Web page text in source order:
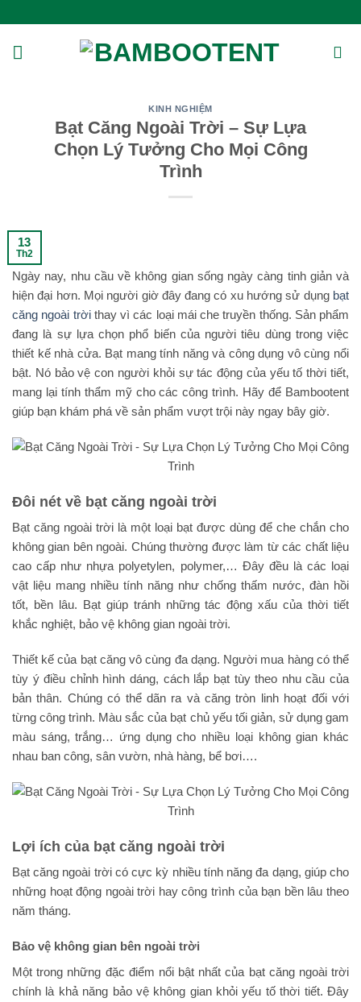
qua
nội
KINH NGHIỆM
Bạt Căng Ngoài Trời – Sự Lựa
Chọn Lý Tưởng Cho Mọi Công
Trình
13
Th2
Ngày nay, nhu cầu về không gian sống ngày càng tinh giản và
hiện đại hơn. Mọi người giờ đây đang có xu hướng sử dụng bạt
căng ngoài trờithay vì các loại mái che truyền thống. Sản phẩm
đang là sự lựa chọn phổ biến của người tiêu dùng trong việc
thiết kế nhà cửa. Bạt mang tính năng và công dụng vô cùng nổi
bật. Nó bảo vệ con người khỏi sự tác động của yếu tố thời tiết,
mang lại tính thẩm mỹ cho các công trình. Hãy để Bambootent
giúp bạn khám phá về sản phẩm vượt trội này ngay bây giờ.
Đôi nét về bạt căng ngoài trời
Bạt căng ngoài trời là một loại bạt được dùng để che chắn cho
không gian bên ngoài. Chúng thường được làm từ các chất liệu
cao cấp như nhựa polyetylen, polymer,… Đây đều là các loại
vật liệu mang nhiều tính năng như chống thấm nước, đàn hồi
tốt, bền lâu. Bạt giúp tránh những tác động xấu của thời tiết
khắc nghiệt, bảo vệ không gian ngoài trời.
Thiết kế của bạt căng vô cùng đa dạng. Người mua hàng có thể
tùy ý điều chỉnh hình dáng, cách lắp bạt tùy theo nhu cầu của
bản thân. Chúng có thể dãn ra và căng tròn linh hoạt đối với
từng công trình. Màu sắc của bạt chủ yếu tối giản, sử dụng gam
màu sáng, trắng… ứng dụng cho nhiều loại không gian khác
nhau ban công, sân vườn, nhà hàng, bể bơi….
Lợi ích của bạt căng ngoài trời
Bạt căng ngoài trời có cực kỳ nhiều tính năng đa dạng, giúp cho
những hoạt động ngoài trời hay công trình của bạn bền lâu theo
năm tháng.
Bảo vệ không gian bên ngoài trời
Một trong những đặc điểm nổi bật nhất của bạt căng ngoài trời
chính là khả năng bảo vệ không gian khỏi yếu tố thời tiết. Đây